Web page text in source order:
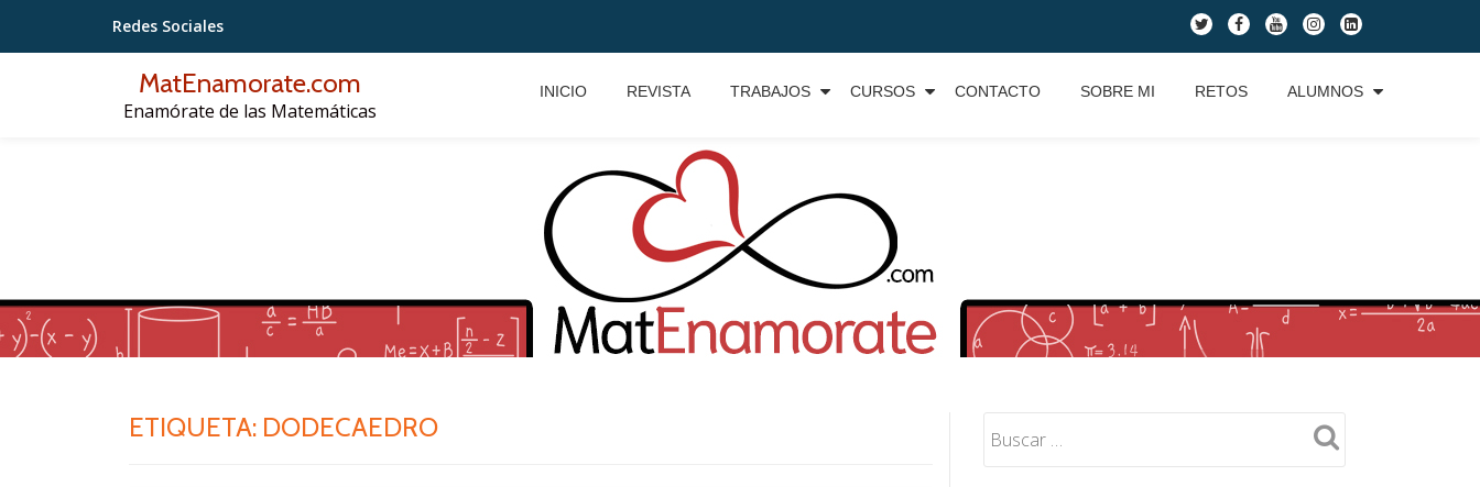
Saltar
Redes Sociales
fa-
twitter
fa-
facebook
fa-
youtube
fa-
instagram
fa-
linkedin-
square
MatEnamorate.com
Enamórate de las Matemáticas
INICIO REVISTA TRABAJOS CURSOS CONTACTO SOBRE MI RETOS ALUMNOS
ETIQUETA: DODECAEDRO